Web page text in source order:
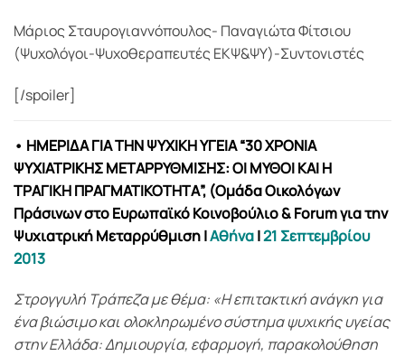
Μάριος Σταυρογιαννόπουλος- Παναγιώτα Φίτσιου
(Ψυχολόγοι-Ψυχοθεραπευτές ΕΚΨ&ΨΥ)-Συντονιστές
[/spoiler]
• ΗΜΕΡΙΔΑ ΓΙΑ ΤΗΝ ΨΥΧΙΚΗ ΥΓΕΙΑ “30 ΧΡΟΝΙΑ
ΨΥΧΙΑΤΡΙΚΗΣ ΜΕΤΑΡΡΥΘΜΙΣΗΣ: ΟΙ ΜΥΘΟΙ ΚΑΙ Η
ΤΡΑΓΙΚΗ ΠΡΑΓΜΑΤΙΚΟΤΗΤΑ”, (Ομάδα Οικολόγων
Πράσινων στο Ευρωπαϊκό Κοινοβούλιο & Forum για την
Ψυχιατρική Μεταρρύθμιση|Αθήνα|21 Σεπτεμβρίου
2013
Στρογγυλή Τράπεζα με θέμα: «Η επιτακτική ανάγκη για
ένα βιώσιμο και ολοκληρωμένο σύστημα ψυχικής υγείας
στην Ελλάδα: Δημιουργία, εφαρμογή, παρακολούθηση